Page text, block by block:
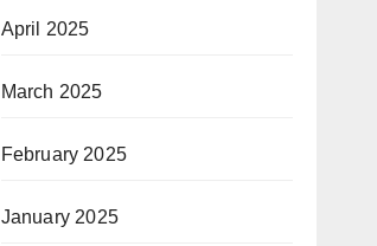
April 2025
March 2025
February 2025
January 2025